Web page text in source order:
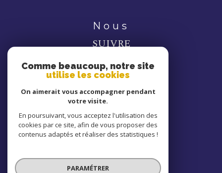
nous
SUIVRE
nous
ADHÉRONS
Comme beaucoup, notre site
utilise les cookies
On aimerait vous accompagner pendant
votre visite.
En poursuivant, vous acceptez l'utilisation des
cookies par ce site, afin de vous proposer des
contenus adaptés et réaliser des statistiques !
PARAMÉTRER